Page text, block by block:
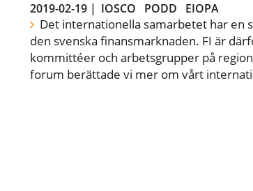
2019-02-19| IOSCO PODD EIOPA
Det internationella samarbetet har en
den svenska finansmarknaden. FI är
kommittéer och arbetsgrupper på
forum berättade vi mer om vårt